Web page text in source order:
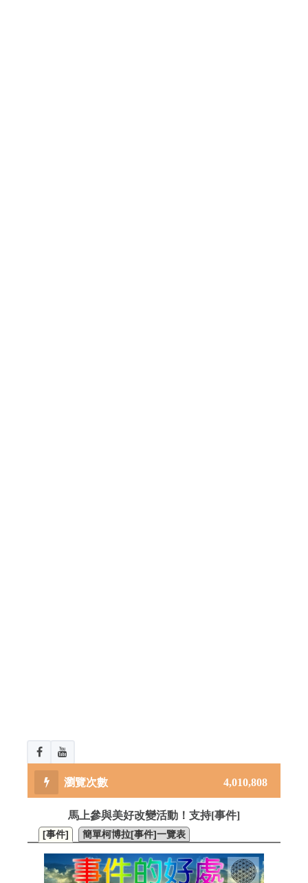
4,010,808
馬上參與美好改變活動！支持[事件]
[事件] 簡單柯博拉[事件]一覽表